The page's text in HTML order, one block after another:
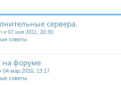
сервера.
« 07 ноя 2011, 20:30
советы
на форуме
04 мар 2010, 13:17
советы